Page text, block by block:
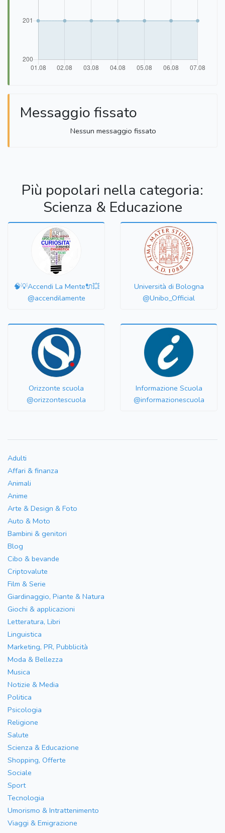
Messaggio fissato
Nessun messaggio fissato
Più popolari nella categoria:
Scienza & Educazione
🧠💡Accendi La Mente🔌💥
@accendilamente
Università di Bologna
@Unibo_Official
Orizzonte scuola
@orizzontescuola
Informazione Scuola
@informazionescuola
Adulti
Affari & finanza
Animali
Anime
Arte & Design & Foto
Auto & Moto
Bambini & genitori
Blog
Cibo & bevande
Criptovalute
Film & Serie
Giardinaggio, Piante & Natura
Giochi & applicazioni
Letteratura, Libri
Linguistica
Marketing, PR, Pubblicità
Moda & Bellezza
Musica
Notizie & Media
Politica
Psicologia
Religione
Salute
Scienza & Educazione
Shopping, Offerte
Sociale
Sport
Tecnologia
Umorismo & Intrattenimento
Viaggi & Emigrazione